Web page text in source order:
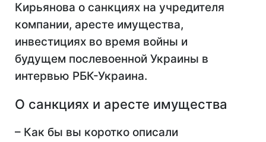
Кирьянова о санкциях на учредителя
компании, аресте имущества,
инвестициях во время войны и
будущем послевоенной Украины в
интервью РБК-Украина.
О санкциях и аресте имущества
– Как бы вы коротко описали